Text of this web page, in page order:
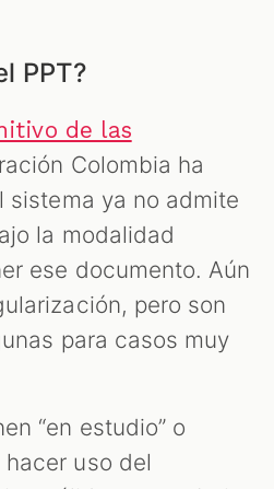
PPT?
de las
Colombia ha
sistema ya no admite
la modalidad
ese documento. Aún
pero son
para casos muy
“en estudio” o
uso del